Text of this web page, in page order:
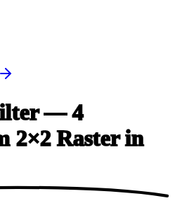
— 4
2×2 Raster in